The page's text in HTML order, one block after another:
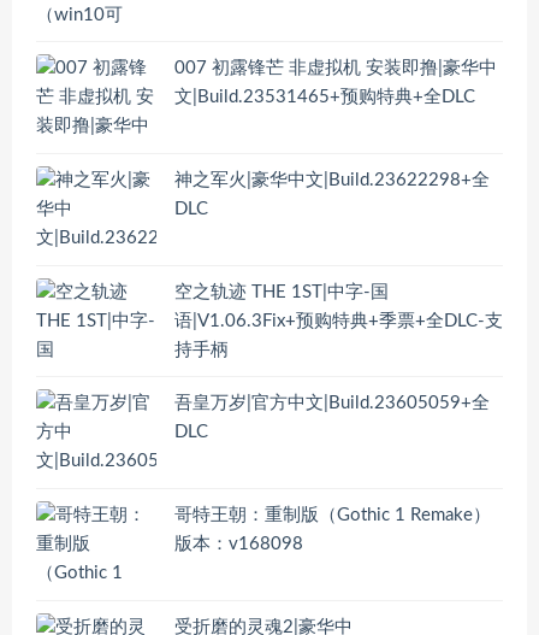
007 初露锋芒 非虚拟机 安装即撸|豪华中
文|Build.23531465+预购特典+全DLC
神之军火|豪华中文|Build.23622298+全
DLC
空之轨迹 THE 1ST|中字-国
语|V1.06.3Fix+预购特典+季票+全DLC-支
持手柄
吾皇万岁|官方中文|Build.23605059+全
DLC
哥特王朝：重制版（Gothic 1 Remake）
版本：v168098
受折磨的灵魂2|豪华中